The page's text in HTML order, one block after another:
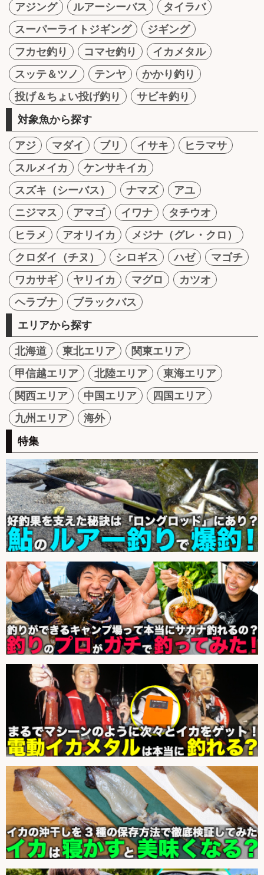
アジング
ルアーシーバス
タイラバ
スーパーライトジギング
ジギング
フカセ釣り
コマセ釣り
イカメタル
スッテ＆ツノ
テンヤ
かかり釣り
投げ＆ちょい投げ釣り
サビキ釣り
対象魚から探す
アジ マダイ ブリ イサキ
ヒラマサ
スルメイカ
ケンサキイカ
スズキ（シーバス）
ナマズ
アユ
ニジマス
アマゴ イワナ
タチウオ
ヒラメ
アオリイカ
メジナ（グレ・クロ）
クロダイ（チヌ）
シロギス ハゼ
マゴチ
ワカサギ
ヤリイカ マグロ
カツオ
ヘラブナ
ブラックバス
エリアから探す
北海道 東北エリア
関東エリア
甲信越エリア
北陸エリア
東海エリア
関西エリア
中国エリア
四国エリア
九州エリア
海外
特集